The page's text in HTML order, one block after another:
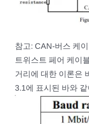
참고: CAN-버스 케
트위스트 페어 케이
거리에 대한 이론은
3.1에 표시된 바와